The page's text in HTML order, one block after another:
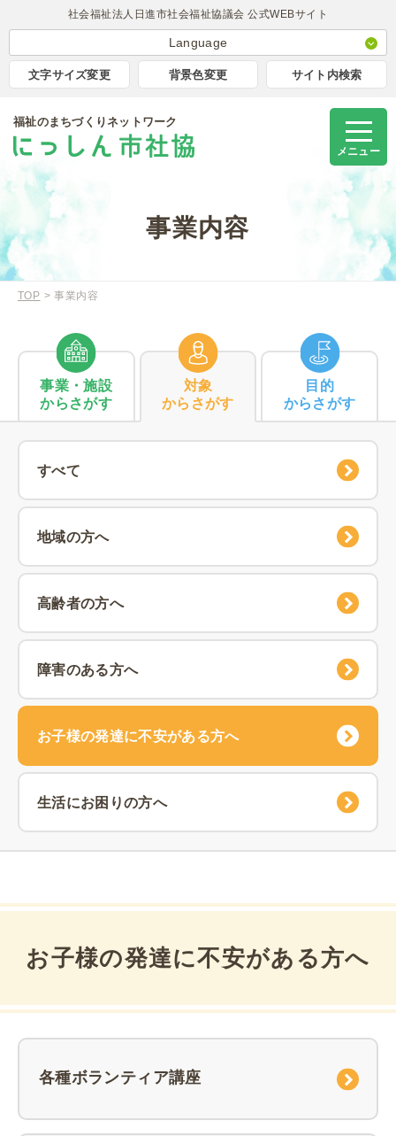
社会福祉法人日進市社会福祉協議会 公式WEBサイト
Language
日本語
簡体中文
Korea
文字サイズ変更 背景色変更 サイト内検索
福祉のまちづくりネットワーク
メニュー
事業内容
TOP 事業内容
事業・施設
からさがす
対象
からさがす
目的
からさがす
すべて
地域の方へ
高齢者の方へ
障害のある方へ
お子様の発達に不安がある方へ
生活にお困りの方へ
お子様の発達に不安がある方へ
各種ボランティア講座